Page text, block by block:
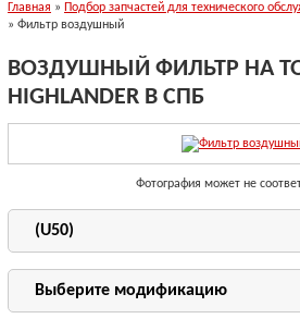
Главная » Подбор запчастей для технического
» Фильтр воздушный
ВОЗДУШНЫЙ ФИЛЬТР НА
HIGHLANDER В СПБ
Фотография может не